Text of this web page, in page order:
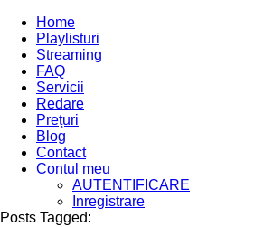
Home
Playlisturi
Streaming
FAQ
Servicii
Redare
Preţuri
Blog
Contact
Contul meu
AUTENTIFICARE
Inregistrare
Posts Tagged: